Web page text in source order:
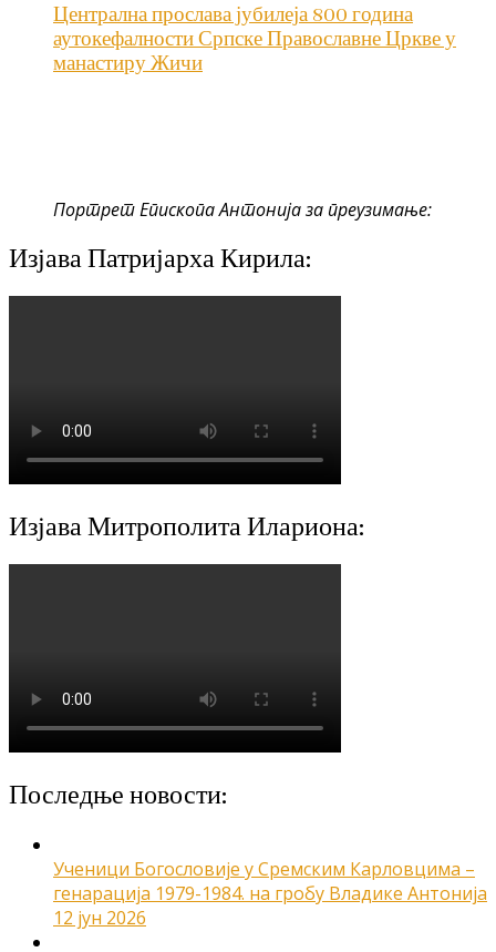
Централна прослава јубилеја 800 година
аутокефалности Српске Православне Цркве у
манастиру Жичи
Портрет Епископа Антонија за преузимање:
Изјава Патријарха Кирила:
Изјава Митрополита Илариона:
Последње новости:
Ученици Богословије у Сремским Карловцима –
генарација 1979-1984. на гробу Владике Антонија
12 јун 2026